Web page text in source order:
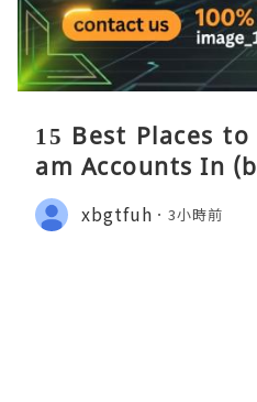
15 Best Places
am Accounts In
xbgtfuh 3小時前